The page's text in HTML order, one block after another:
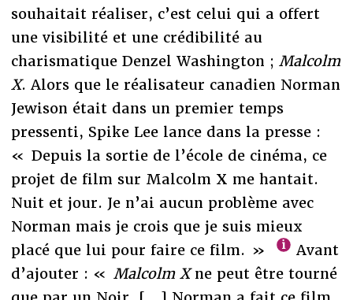
souhaitait réaliser, c’est celui qui a offert
une visibilité et une crédibilité au
charismatique Denzel Washington ; Malcolm
X. Alors que le réalisateur canadien Norman
Jewison était dans un premier temps
pressenti, Spike Lee lance dans la presse :
« Depuis la sortie de l’école de cinéma, ce
projet de film sur Malcolm X me hantait.
Nuit et jour. Je n’ai aucun problème avec
Norman mais je crois que je suis mieux
placé que lui pour faire ce film. »
Avant
d’ajouter : « Malcolm Xne peut être tourné